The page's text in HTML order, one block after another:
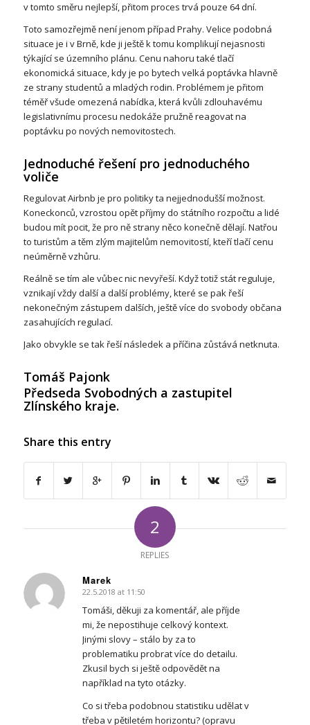
v tomto směru nejlepší, přitom proces trvá pouze 64 dní.
Toto samozřejmě není jenom případ Prahy. Velice podobná
situace je i v Brně, kde ji ještě k tomu komplikují nejasnosti
týkající se územního plánu. Cenu nahoru také tlačí
ekonomická situace, kdy je po bytech velká poptávka hlavně
ze strany studentů a mladých rodin. Problémem je přitom
téměř všude omezená nabídka, která kvůli zdlouhavému
legislativnímu procesu nedokáže pružně reagovat na
poptávku po nových nemovitostech.
Jednoduché řešení pro jednoduchého
voliče
Regulovat Airbnb je pro politiky ta nejjednodušší možnost.
Koneckonců, vzrostou opět příjmy do státního rozpočtu a lidé
budou mít pocit, že pro ně strany něco konečně dělají. Natřou
to turistům a těm zlým majitelům nemovitostí, kteří tlačí cenu
neúměrně vzhůru.
Reálně se tím ale vůbec nic nevyřeší. Když totiž stát reguluje,
vznikají vždy další a další problémy, které se pak řeší
nekonečným zástupem dalších, ještě více do svobody občana
zasahujících regulací.
Jako obvykle se tak řeší následek a příčina zůstává netknuta.
Tomáš Pajonk
Předseda Svobodných a zastupitel
Zlínského kraje.
Share this entry
2
REPLIES
Marek
says:
22.5.2018 at 11:50
Tomáši, děkuji za komentář, ale příjde
mi, že nepostihuje celkový kontext.
Jinými slovy – stálo by za to
problematiku probrat více do detailu.
Zkusil bych si ještě odpovědět na
například na tyto otázky.
Co si třeba podobnou statistiku udělat v
třeba v pětiletém horizontu? (opravu